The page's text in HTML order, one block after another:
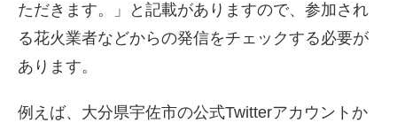
ただきます。」と記載がありますので、参加され
る花火業者などからの発信をチェックする必要が
あります。
例えば、大分県宇佐市の公式Twitterアカウントか